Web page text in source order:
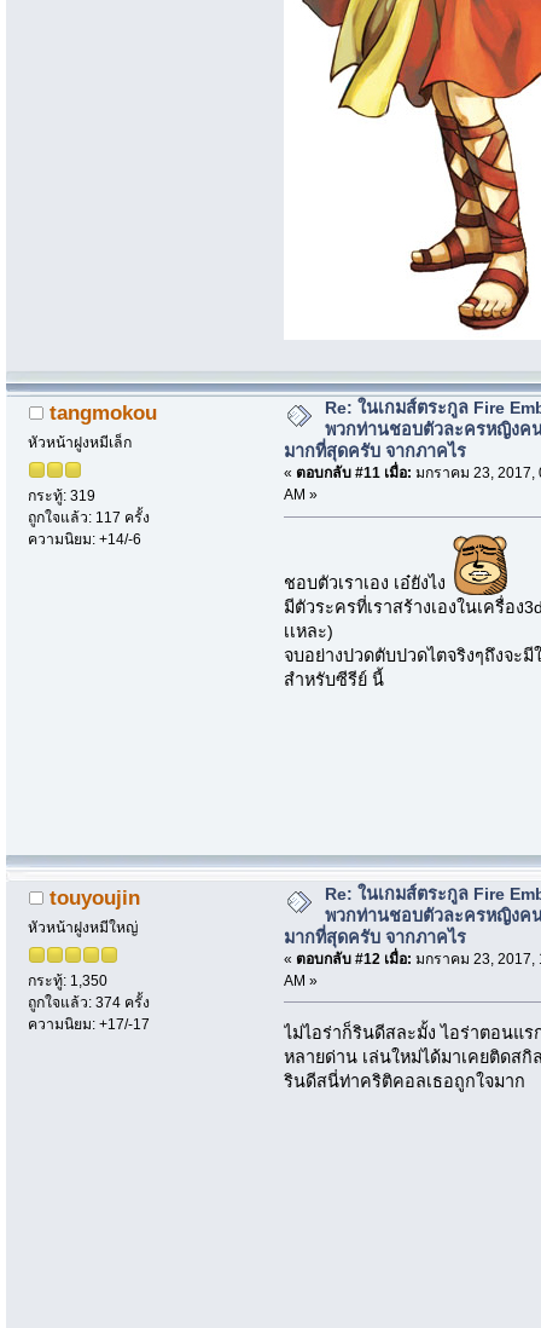
tangmokou
หัวหน้าฝูงหมีเล็ก
กระทู้: 319
ถูกใจแล้ว: 117 ครั้ง
ความนิยม: +14/-6
Re: ในเกมส์ตระกูล Fire
พวกท่านชอบตัวละครหญิงค
มากที่สุดครับ จากภาคไร
« ตอบกลับ #11 เมื่อ: มกราคม 23, 2017,
AM »
ชอบตัวเราเอง เอ๋ยังไง
มีตัวระครที่เราสร้างเองในเครื่อง
เเหละ)
จบอย่างปวดตับปวดไตจริงๆถึงจะมี
สำหรับซีรีย์ นี้
touyoujin
หัวหน้าฝูงหมีใหญ่
กระทู้: 1,350
ถูกใจแล้ว: 374 ครั้ง
ความนิยม: +17/-17
Re: ในเกมส์ตระกูล Fire
พวกท่านชอบตัวละครหญิงค
มากที่สุดครับ จากภาคไร
« ตอบกลับ #12 เมื่อ: มกราคม 23, 2017,
AM »
ไม่ไอร่าก็รินดีสละมั้ง ไอร่าตอนแ
หลายด่าน เล่นใหม่ได้มาเคยติดส
รินดีสนี่ท่าคริติคอลเธอถูกใจมาก